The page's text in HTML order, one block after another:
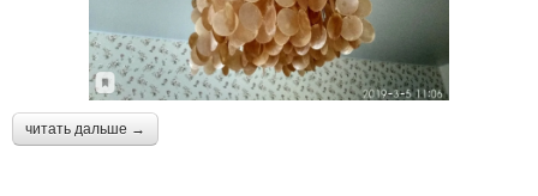
читать дальше →